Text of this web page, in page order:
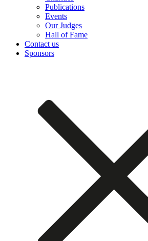
Publications
Events
Our Judges
Hall of Fame
Contact us
Sponsors